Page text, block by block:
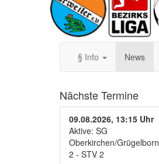
§ Info News
Nächste Termine
09.08.2026, 13:15 Uhr
Aktive: SG
Oberkirchen/Grügelborn
2 - STV 2